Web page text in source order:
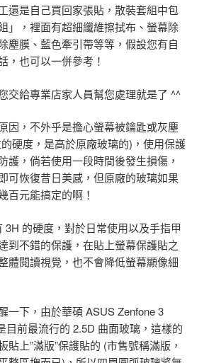
還是自己買回家張貼，散裝套組中包
」，裡面有超細纖維擦拭布、螢幕除
塵膜、藍色牽引帶等等，假設您有自
，也可以一併參考！
交給專業店家人員幫您處理就是了 ^^
因，不外乎是擔心螢幕被鑰匙或灰塵
硬度，是高於原廠玻璃的)，使用保護
護，倘若使用一段時間後發生損傷，
可恢復昔日美感，但原廠的玻璃如果
百元能搞定的啊！
3H 的硬度，對於日常使用以及手指甲
到不錯的保護，在貼上螢幕保護貼之
體閱讀視覺，也不會降低螢幕顯像細
一下，由於華碩 ASUS Zenfone 3
目前最流行的 2.5D 曲面玻璃，這樣的
貼上”滿版”保護貼的 (市售號稱滿版，